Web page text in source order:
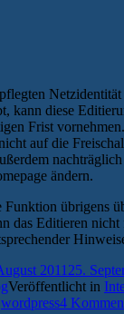
kann diese
Frist
auf die
ändern.
Funktion übrigens
das Editieren
2011 25.
Veröffentlicht in
wordpress4